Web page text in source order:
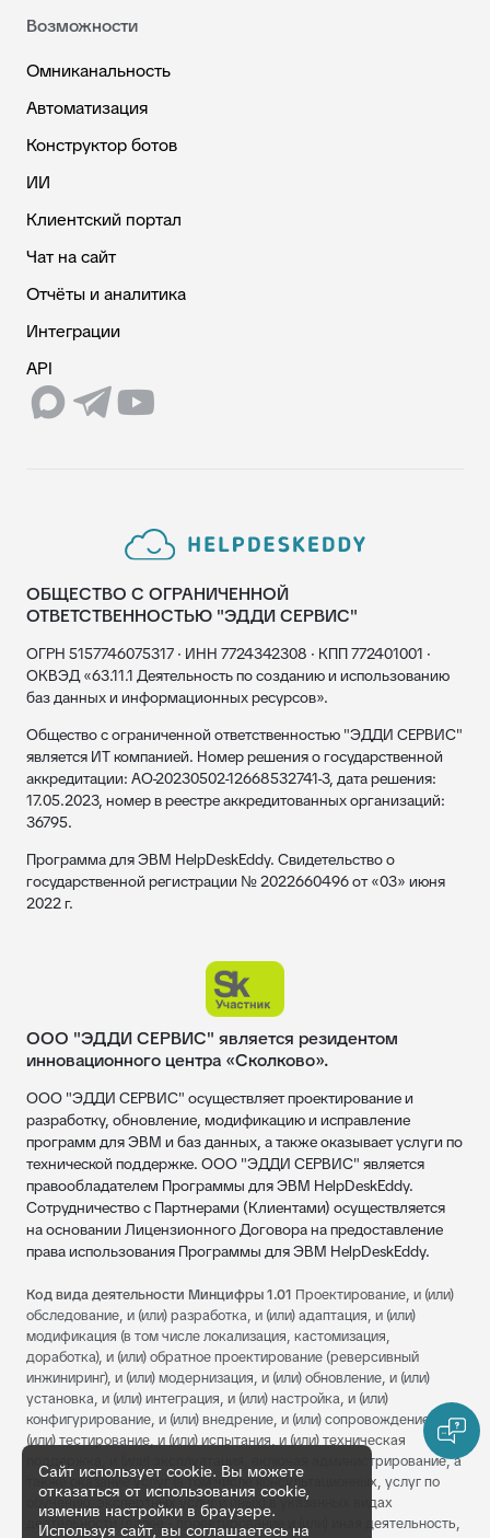
Возможности
Омниканальность
Автоматизация
Конструктор ботов
ИИ
Клиентский портал
Чат на сайт
Отчёты и аналитика
Интеграции
API
ОБЩЕСТВО С ОГРАНИЧЕННОЙ
ОТВЕТСТВЕННОСТЬЮ "ЭДДИ СЕРВИС"
ОГРН 5157746075317 · ИНН 7724342308 · КПП 772401001 ·
ОКВЭД «63.11.1 Деятельность по созданию и использованию
баз данных и информационных ресурсов».
Общество с ограниченной ответственностью "ЭДДИ СЕРВИС"
является ИТ компанией. Номер решения о государственной
аккредитации: АО-20230502-12668532741-3, дата решения:
17.05.2023, номер в реестре аккредитованных организаций:
36795.
Программа для ЭВМ HelpDeskEddy. Свидетельство о
государственной регистрации № 2022660496 от «03» июня
2022 г.
ООО "ЭДДИ СЕРВИС" является резидентом
инновационного центра «Сколково».
ООО "ЭДДИ СЕРВИС" осуществляет проектирование и
разработку, обновление, модификацию и исправление
программ для ЭВМ и баз данных, а также оказывает услуги по
технической поддержке. ООО "ЭДДИ СЕРВИС" является
правообладателем Программы для ЭВМ HelpDeskEddy.
Сотрудничество с Партнерами (Клиентами) осуществляется
на основании Лицензионного Договора на предоставление
права использования Программы для ЭВМ HelpDeskEddy.
Код вида деятельности Минцифры 1.01 Проектирование, и (или)
обследование, и (или) разработка, и (или) адаптация, и (или)
модификация (в том числе локализация, кастомизация,
доработка), и (или) обратное проектирование (реверсивный
инжиниринг), и (или) модернизация, и (или) обновление, и (или)
установка, и (или) интеграция, и (или) настройка, и (или)
конфигурирование, и (или) внедрение, и (или) сопровождение, и
(или) тестирование, и (или) испытания, и (или) техническая
поддержка, и (или) эксплуатация, включая администрирование, а
также оказание услуг (в том числе консультационных, услуг по
обучению, экспертных услуг и иных) в указанных видах
деятельности (далее - проектирование и (или) иная деятельность,
Сайт использует cookie. Вы можете
отказаться от использования cookie,
изменив настройки в браузере.
Используя сайт, вы соглашаетесь на